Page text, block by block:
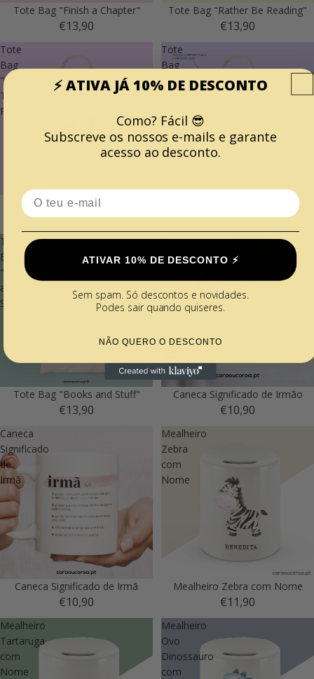
Tote Bag "Finish a Chapter"
€13,90
Tote Bag "Rather Be Reading"
€13,90
Tote
Bag
"Born
To
Read"
Tote Bag "Born To Read"
€13,90
Tote
Bag
"Bookish
€13,90
Tote
Bag
"Books
and
Stuff"
Tote Bag "Books and Stuff"
€13,90
Caneca
Significado
Caneca Significado de Irmão
€10,90
Caneca
Significado
de
Irmã
Caneca Significado de Irmã
€10,90
Mealheiro
Zebra
com
Nome
Mealheiro Zebra com Nome
€11,90
Mealheiro
Tartaruga
com
Nome
Mealheiro
Ovo
Dinossauro
com
⚡️ ATIVA JÁ 10% DE DESCONTO
Como? Fácil 😎
Subscreve os nossos e-mails e garante
acesso ao desconto.
Email
ATIVAR 10% DE DESCONTO ⚡️
Sem spam. Só descontos e novidades.
Podes sair quando quiseres.
NÃO QUERO O DESCONTO